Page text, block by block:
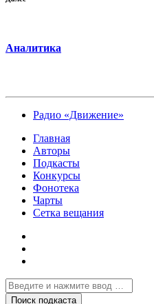
Аналитика
Радио «Движение»
Главная
Авторы
Подкасты
Конкурсы
Фонотека
Чарты
Сетка вещания